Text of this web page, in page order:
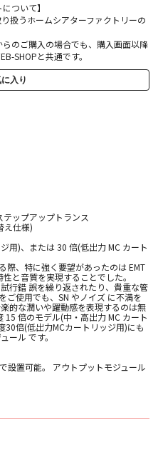
ついて】
扱うホームシアターファクトリーの
のご購入の場合でも、購入画面以降
SHOPと共通です。
入り
ップアップトランス
え仕様)
用)、または 30 倍(低出力 MC カート
際、特に強く要望があったのは EMT
と音質を実現することでした。
行錯 誤を繰り返されたり、貴重な管
使用でも、SN やノイズ に不満を
的な潤いや躍動感を表現するのは無
倍のモデル(中・高出力 MC カート
30倍(低出力MCカートリッジ用)にも
ール です。
設置可能。 アウトプットモジュール